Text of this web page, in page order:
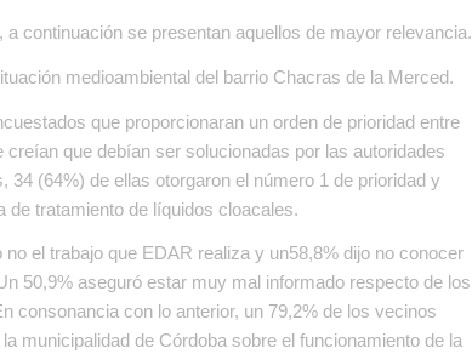
continuación se presentan aquellos de mayor relevancia.
medioambiental del barrio Chacras de la Merced.
que proporcionaran un orden de prioridad entre
que debían ser solucionadas por las autoridades
(64%) de ellas otorgaron el número 1 de prioridad y
de tratamiento de líquidos cloacales.
el trabajo que EDAR realiza y un58,8% dijo no conocer
50,9% aseguró estar muy mal informado respecto de los
consonancia con lo anterior, un 79,2% de los vecinos
municipalidad de Córdoba sobre el funcionamiento de la